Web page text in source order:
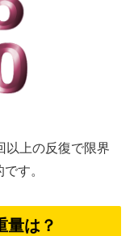
以上の反復で限界
す。
量は？